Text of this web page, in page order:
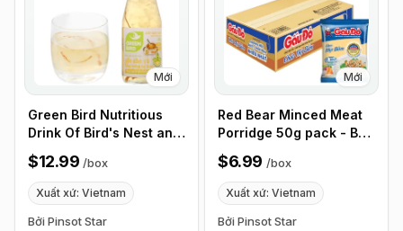
Mới
Green Bird Nutritious
Drink Of Bird's Nest and
Cordyceps, Box of 6
bottles
$12.99 /box
Xuất xứ: Vietnam
Bởi Pinsot Star
Mới
Red Bear Minced Meat
Porridge 50g pack - Box
of 50 Packets
$6.99 /box
Xuất xứ: Vietnam
Bởi Pinsot Star